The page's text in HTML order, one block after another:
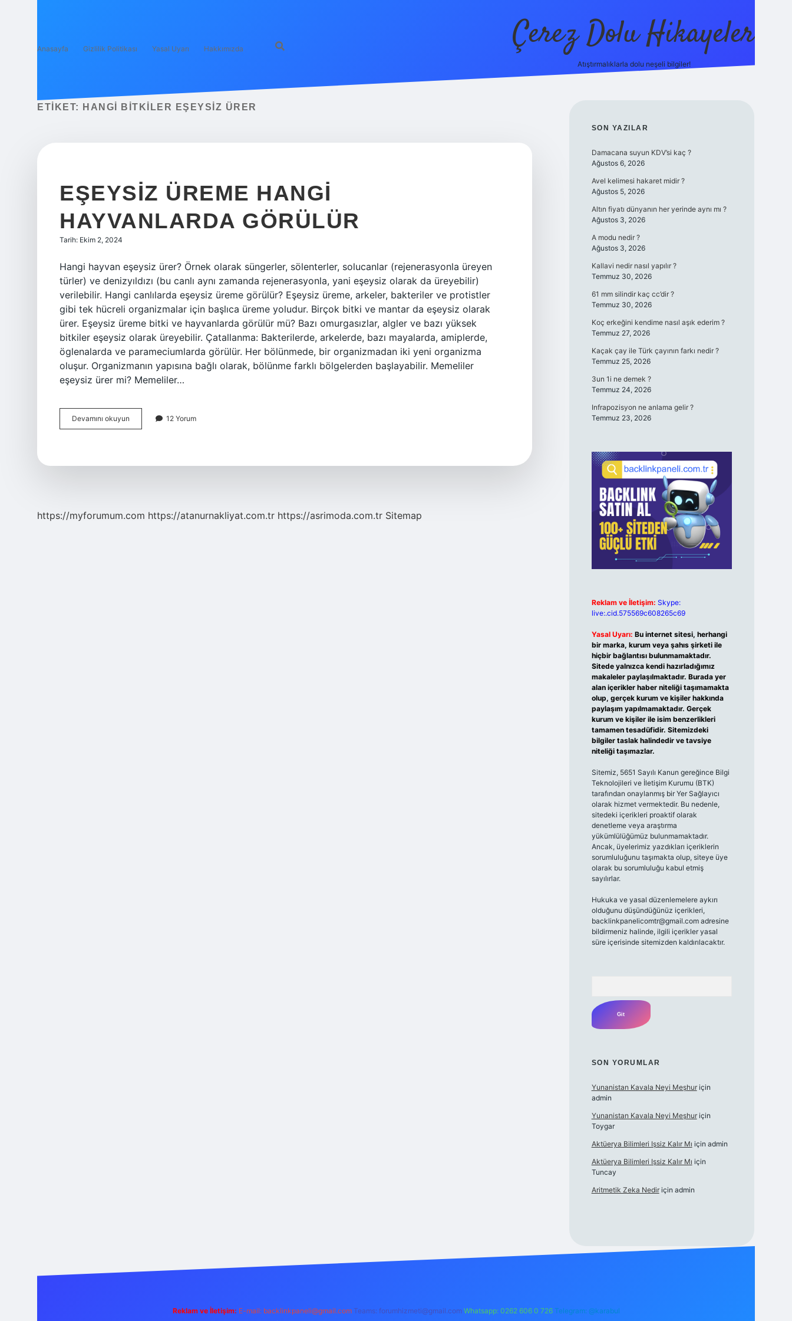
Anasayfa Gizlilik Politikası Yasal Uyarı Hakkımızda Çerez Dolu Hikayeler
Atıştırmalıklarla dolu neşeli bilgiler!
ETIKET: HANGI BITKILER EŞEYSIZ ÜRER
EŞEYSIZ ÜREME HANGI
HAYVANLARDA GÖRÜLÜR
Tarih: Ekim 2, 2024
Hangi hayvan eşeysiz ürer? Örnek olarak süngerler, sölenterler, solucanlar (rejenerasyonla üreyen
türler) ve denizyıldızı (bu canlı aynı zamanda rejenerasyonla, yani eşeysiz olarak da üreyebilir)
verilebilir. Hangi canlılarda eşeysiz üreme görülür? Eşeysiz üreme, arkeler, bakteriler ve protistler
gibi tek hücreli organizmalar için başlıca üreme yoludur. Birçok bitki ve mantar da eşeysiz olarak
ürer. Eşeysiz üreme bitki ve hayvanlarda görülür mü? Bazı omurgasızlar, algler ve bazı yüksek
bitkiler eşeysiz olarak üreyebilir. Çatallanma: Bakterilerde, arkelerde, bazı mayalarda, amiplerde,
öglenalarda ve parameciumlarda görülür. Her bölünmede, bir organizmadan iki yeni organizma
oluşur. Organizmanın yapısına bağlı olarak, bölünme farklı bölgelerden başlayabilir. Memeliler
eşeysiz ürer mi? Memeliler…
Devamını okuyun
Üreme
12 Yorum
https://myforumum.com https://atanurnakliyat.com.tr https://asrimoda.com.tr Sitemap
SIDEBAR
SON YAZILAR
Damacana suyun KDV’si kaç ?
Ağustos 6, 2026
Avel kelimesi hakaret midir ?
Ağustos 5, 2026
Altın fiyatı dünyanın her yerinde aynı mı ?
Ağustos 3, 2026
A modu nedir ?
Ağustos 3, 2026
Kallavi nedir nasıl yapılır ?
Temmuz 30, 2026
61 mm silindir kaç cc’dir ?
Temmuz 30, 2026
Koç erkeğini kendime nasıl aşık ederim ?
Temmuz 27, 2026
Kaçak çay ile Türk çayının farkı nedir ?
Temmuz 25, 2026
3un 1i ne demek ?
Temmuz 24, 2026
Infrapozisyon ne anlama gelir ?
Temmuz 23, 2026
Reklam ve İletişim: Skype:
live:.cid.575569c608265c69
Yasal Uyarı: Bu internet sitesi, herhangi
bir marka, kurum veya şahıs şirketi ile
hiçbir bağlantısı bulunmamaktadır.
Sitede yalnızca kendi hazırladığımız
makaleler paylaşılmaktadır. Burada yer
alan içerikler haber niteliği taşımamakta
olup, gerçek kurum ve kişiler hakkında
paylaşım yapılmamaktadır. Gerçek
kurum ve kişiler ile isim benzerlikleri
tamamen tesadüfidir. Sitemizdeki
bilgiler taslak halindedir ve tavsiye
niteliği taşımazlar.
Sitemiz, 5651 Sayılı Kanun gereğince Bilgi
Teknolojileri ve İletişim Kurumu (BTK)
tarafından onaylanmış bir Yer Sağlayıcı
olarak hizmet vermektedir. Bu nedenle,
sitedeki içerikleri proaktif olarak
denetleme veya araştırma
yükümlülüğümüz bulunmamaktadır.
Ancak, üyelerimiz yazdıkları içeriklerin
sorumluluğunu taşımakta olup, siteye üye
olarak bu sorumluluğu kabul etmiş
sayılırlar.
Hukuka ve yasal düzenlemelere aykırı
olduğunu düşündüğünüz içerikleri,
backlinkpanelicomtr@gmail.comadresine
bildirmeniz halinde, ilgili içerikler yasal
süre içerisinde sitemizden kaldırılacaktır.
SON YORUMLAR
Yunanistan Kavala Neyi Meşhuriçin
admin
Yunanistan Kavala Neyi Meşhuriçin
Toygar
Aktüerya Bilimleri Işsiz Kalır Mı için admin
Aktüerya Bilimleri Işsiz Kalır Mı için
Tuncay
Aritmetik Zeka Nediriçin admin
Reklam ve İletişim: E-mail: backlinkpaneli@gmail.com Teams: forumhizmeti@gmail.com Whatsapp: 0262 606 0 726 Telegram: @karabul